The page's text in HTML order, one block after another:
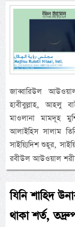
জাব্বারিউল
হাবীবুল্লাহ, আহলু
মাওলানা মামদূহ
আলাইহিস সালাম
সাইয়্যিদিশ শুহূর,
রবীউল আউওয়াল
যিনি শাহিদ
থাকা শর্ত,